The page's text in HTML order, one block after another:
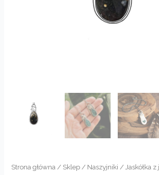
Strona główna / Sklep / Naszyjniki / Jaskółka